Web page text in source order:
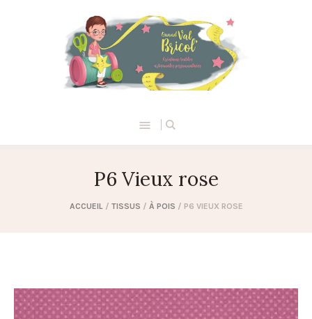
P6 Vieux rose
ACCUEIL / TISSUS / À POIS / P6 VIEUX ROSE